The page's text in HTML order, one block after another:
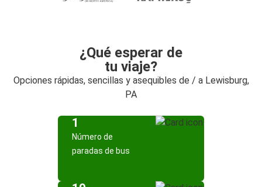
¿Qué esperar de
tu viaje?
Opciones rápidas, sencillas y asequibles de / a Lewisburg,
PA
1
Número de
paradas de bus